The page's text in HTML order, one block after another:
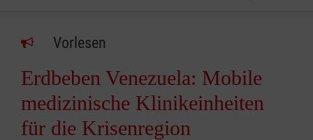
Vorlesen
Erdbeben Venezuela: Mobile
medizinische Klinikeinheiten
für die Krisenregion